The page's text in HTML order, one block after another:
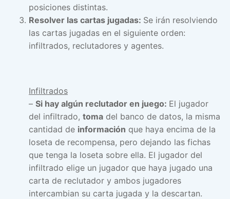
posiciones distintas.
Resolver las cartas jugadas: Se irán resolviendo
las cartas jugadas en el siguiente orden:
infiltrados, reclutadores y agentes.
Infiltrados
– Si hay algún reclutador en juego: El jugador
del infiltrado, toma del banco de datos, la misma
cantidad de información que haya encima de la
loseta de recompensa, pero dejando las fichas
que tenga la loseta sobre ella. El jugador del
infiltrado elige un jugador que haya jugado una
carta de reclutador y ambos jugadores
intercambian su carta jugada y la descartan.